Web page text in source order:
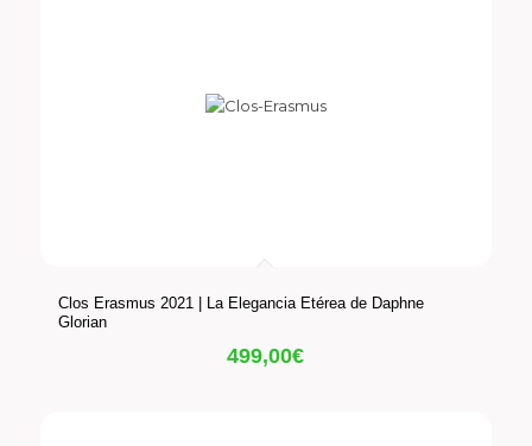
Clos Erasmus 2021 | La Elegancia Etérea de Daphne
Glorian
499,00€